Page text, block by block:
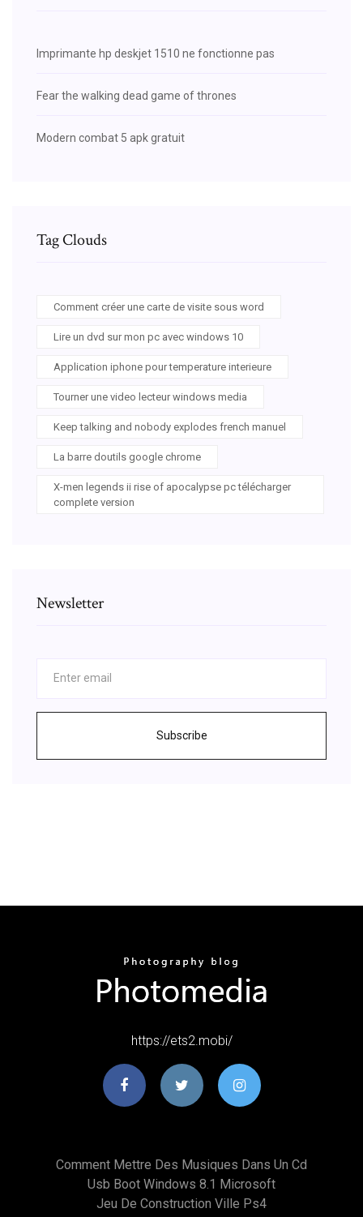
Imprimante hp deskjet 1510 ne fonctionne pas
Fear the walking dead game of thrones
Modern combat 5 apk gratuit
Tag Clouds
Comment créer une carte de visite sous word
Lire un dvd sur mon pc avec windows 10
Application iphone pour temperature interieure
Tourner une video lecteur windows media
Keep talking and nobody explodes french manuel
La barre doutils google chrome
X-men legends ii rise of apocalypse pc télécharger
complete version
Newsletter
Subscribe
https://ets2.mobi/
Comment Mettre Des Musiques Dans Un Cd
Usb Boot Windows 8.1 Microsoft
Jeu De Construction Ville Ps4